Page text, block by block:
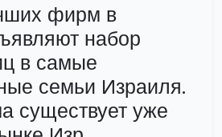
фирм в
набор
в самые
семьи Израиля.
существует уже